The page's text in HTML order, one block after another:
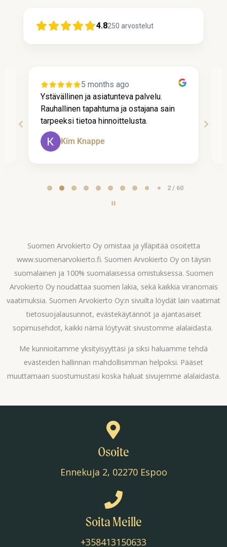
4.8250 arvostelut
5 months ago
Ystävällinen ja asiatunteva palvelu.
Rauhallinen tapahtuma ja ostajana sain
tarpeeksi tietoa hinnoittelusta.
Kim Knappe
2 / 60
Suomen Arvokierto Oy omistaa ja ylläpitää osoitetta
www.suomenarvokierto.fi. Suomen Arvokierto Oy on täysin
suomalainen ja 100% suomalaisessa omistuksessa. Suomen
Arvokierto Oy noudattaa suomen lakia, sekä kaikkia viranomais
vaatimuksia. Suomen Arvokierto Oy:n sivuilta löydät lain vaatimat
tietosuojalausunnot, evästekäytännöt ja ajantasaiset
sopimusehdot, kaikki nämä löytyvät sivustomme alalaidasta.
Me kunnioitamme yksityisyyttäsi ja siksi haluamme tehdä
evästeiden hallinnan mahdollisimman helpoksi. Pääset
muuttamaan suostumustasi koska haluat sivujemme alalaidasta.
Osoite
Ennekuja 2, 02270 Espoo
Soita Meille
+358413150633